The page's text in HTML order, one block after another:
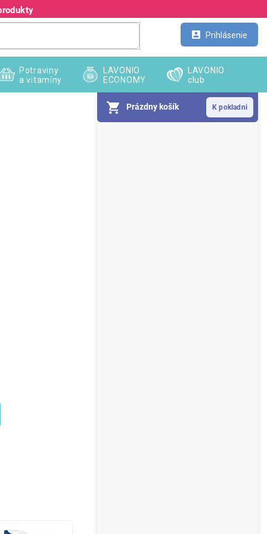
Prihlásenie
Prázdny košík
Potraviny
a vitamíny
LAVONIO
ECONOMY
LAVONIO
club